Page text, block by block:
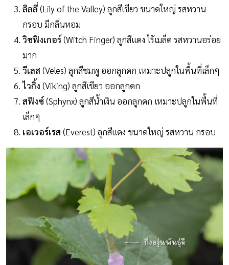
ลิลลี่(Lily of the Valley) ลูกสีเขียว ขนาดใหญ่ รสหวาน
กรอบ มีกลิ่นหอม
วิชฟิงเกอร์(Witch Finger) ลูกสีแดง ไร้เมล็ด รสหวานอร่อย
มาก
วีเลส (Veles) ลูกสีชมพู ออกลูกดก เหมาะปลูกในพื้นที่เล็กๆ
ไวกิ้ง (Viking) ลูกสีเขียว ออกลูกดก
สฟิงซ์(Sphynx) ลูกสีน้ำเงิน ออกลูกดก เหมาะปลูกในพื้นที่
เล็กๆ
เอเวอร์เรส (Everest) ลูกสีแดง ขนาดใหญ่ รสหวาน กรอบ